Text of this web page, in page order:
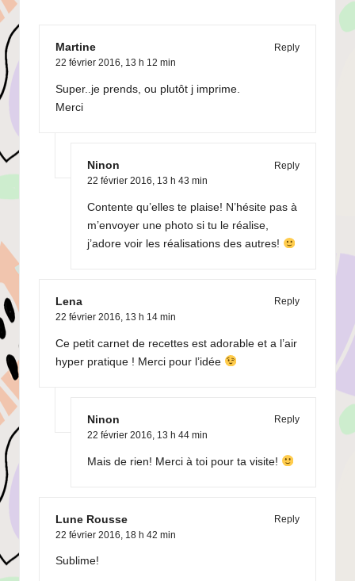
Martine
Reply
22 février 2016, 13 h 12 min
Super..je prends, ou plutôt j imprime.
Merci
Ninon
Reply
22 février 2016, 13 h 43 min
Contente qu’elles te plaise! N’hésite pas à
m’envoyer une photo si tu le réalise,
j’adore voir les réalisations des autres!
Lena
Reply
22 février 2016, 13 h 14 min
Ce petit carnet de recettes est adorable et a l’air
hyper pratique ! Merci pour l’idée
Ninon
Reply
22 février 2016, 13 h 44 min
Mais de rien! Merci à toi pour ta visite!
Lune Rousse
Reply
22 février 2016, 18 h 42 min
Sublime!